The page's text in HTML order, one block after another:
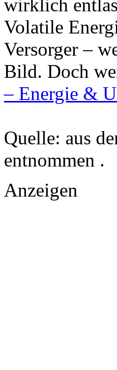
wirklich
Volatile
Versorger –
Bild. Doch
– Energie &
Quelle: aus
entnommen .
Anzeigen